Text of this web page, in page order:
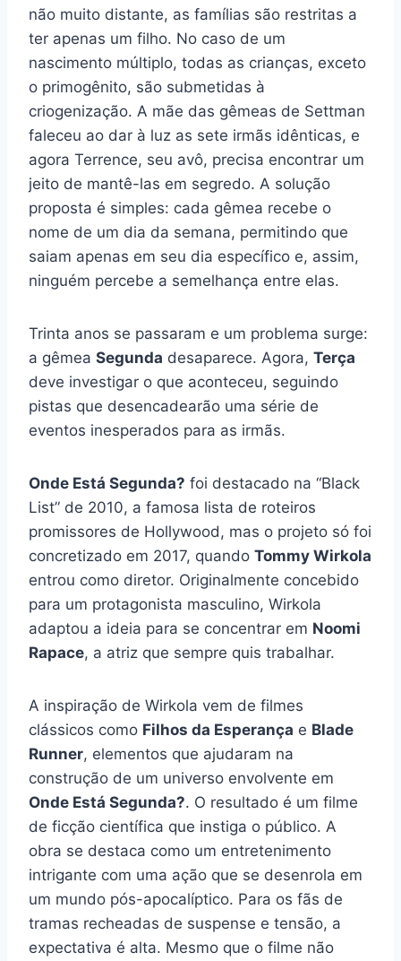
não muito distante, as famílias são restritas a
ter apenas um filho. No caso de um
nascimento múltiplo, todas as crianças, exceto
o primogênito, são submetidas à
criogenização. A mãe das gêmeas de Settman
faleceu ao dar à luz as sete irmãs idênticas, e
agora Terrence, seu avô, precisa encontrar um
jeito de mantê-las em segredo. A solução
proposta é simples: cada gêmea recebe o
nome de um dia da semana, permitindo que
saiam apenas em seu dia específico e, assim,
ninguém percebe a semelhança entre elas.
Trinta anos se passaram e um problema surge:
a gêmea Segunda desaparece. Agora, Terça
deve investigar o que aconteceu, seguindo
pistas que desencadearão uma série de
eventos inesperados para as irmãs.
Onde Está Segunda? foi destacado na “Black
List” de 2010, a famosa lista de roteiros
promissores de Hollywood, mas o projeto só foi
concretizado em 2017, quando Tommy Wirkola
entrou como diretor. Originalmente concebido
para um protagonista masculino, Wirkola
adaptou a ideia para se concentrar em Noomi
Rapace, a atriz que sempre quis trabalhar.
A inspiração de Wirkola vem de filmes
clássicos como Filhos da Esperança e Blade
Runner, elementos que ajudaram na
construção de um universo envolvente em
Onde Está Segunda?. O resultado é um filme
de ficção científica que instiga o público. A
obra se destaca como um entretenimento
intrigante com uma ação que se desenrola em
um mundo pós-apocalíptico. Para os fãs de
tramas recheadas de suspense e tensão, a
expectativa é alta. Mesmo que o filme não